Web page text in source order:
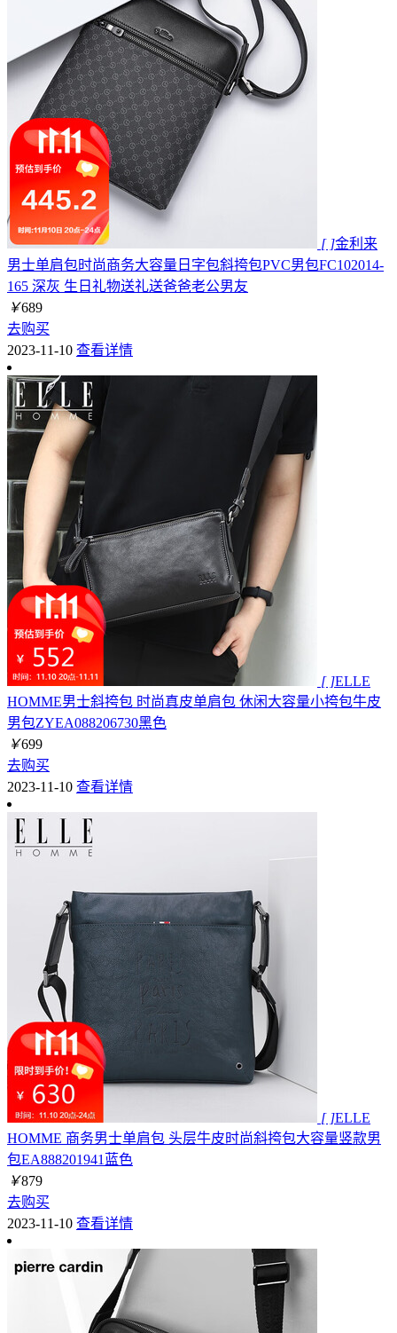
[ ]金利来
男士单肩包时尚商务大容量日字包斜挎包PVC男包FC102014-
165 深灰 生日礼物送礼送爸爸老公男友
￥689
去购买
2023-11-10 查看详情
[ ]ELLE
HOMME男士斜挎包 时尚真皮单肩包 休闲大容量小挎包牛皮
男包ZYEA088206730黑色
￥699
去购买
2023-11-10 查看详情
[ ]ELLE
HOMME 商务男士单肩包 头层牛皮时尚斜挎包大容量竖款男
包EA888201941蓝色
￥879
去购买
2023-11-10 查看详情